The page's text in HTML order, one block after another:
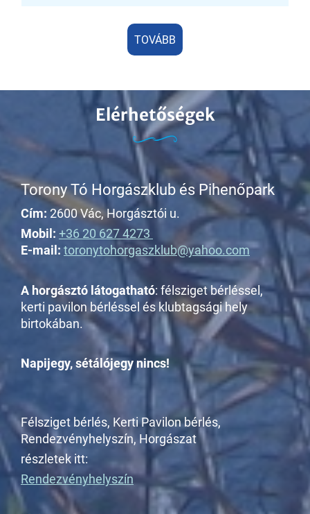
TOVÁBB
Elérhetőségek
Torony Tó Horgászklub és Pihenőpark
Cím: 2600 Vác, Horgásztói u.
Mobil: +36 20 627 4273
E-mail: toronytohorgaszklub@yahoo.com
A horgásztó látogatható: félsziget bérléssel,
kerti pavilon bérléssel és klubtagsági hely
birtokában.
Napijegy, sétálójegy nincs!
Félsziget bérlés, Kerti Pavilon bérlés,
Rendezvényhelyszín, Horgászat
részletek itt:
Rendezvényhelyszín